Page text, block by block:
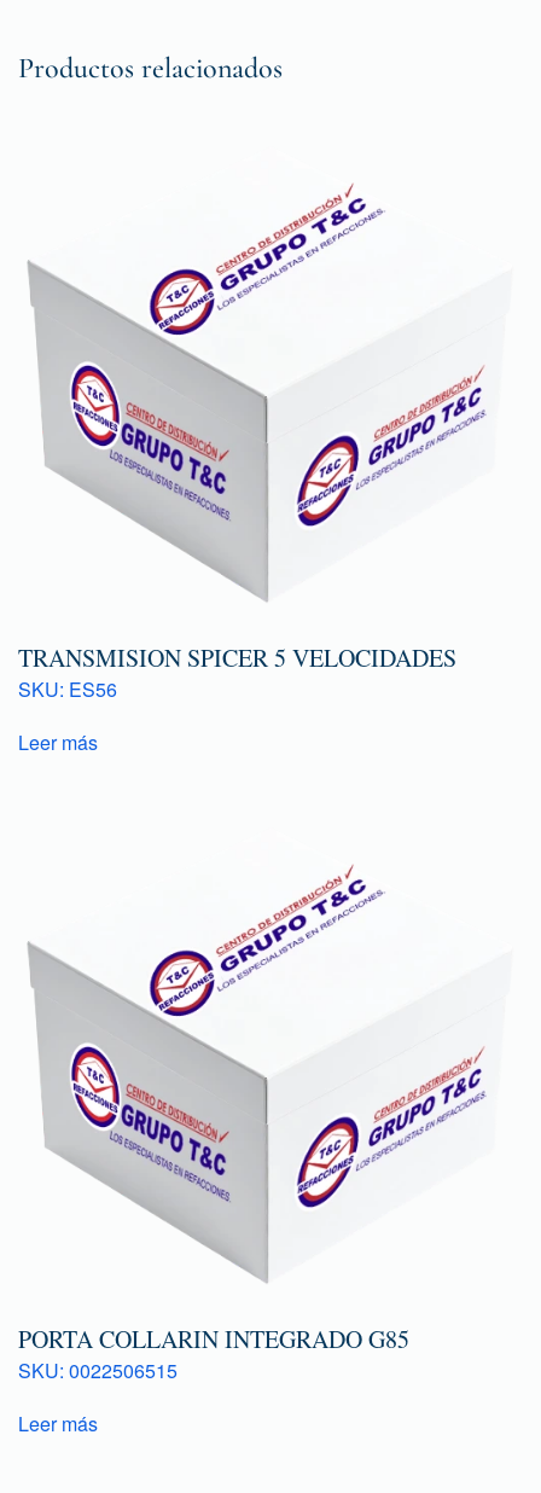
Productos relacionados
TRANSMISION SPICER 5 VELOCIDADES
SKU: ES56
Leer más
PORTA COLLARIN INTEGRADO G85
SKU: 0022506515
Leer más